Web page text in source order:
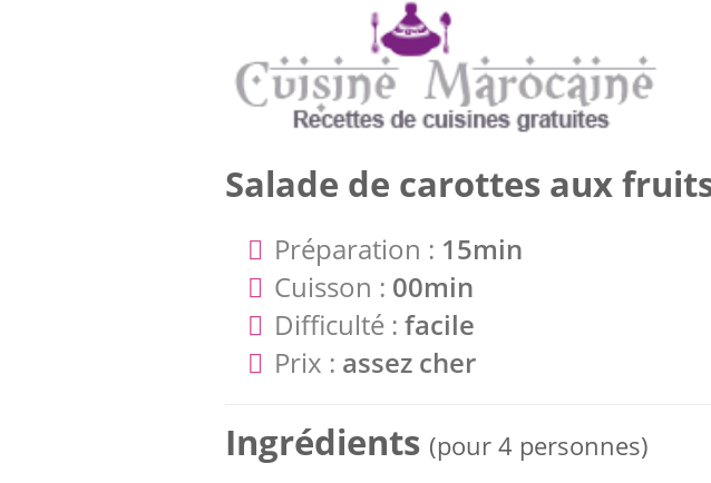
Salade de carottes aux
Préparation : 15min
Cuisson : 00min
Difficulté : facile
Prix : assez cher
Ingrédients (pour 4 personnes)